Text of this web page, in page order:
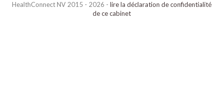
HealthConnect NV 2015 - 2026 - lire la déclaration de confidentialité
de ce cabinet